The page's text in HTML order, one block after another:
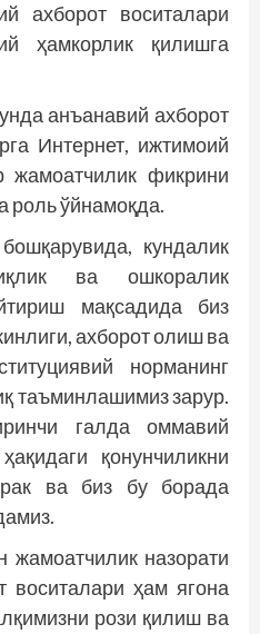
ахборот воситалари
ҳамкорлик қилишга
анъанавий ахборот
Интернет, ижтимоий
жамоатчилик фикрини
роль ўйнамоқда.
кундалик
ва ошкоралик
мақсадида биз
ахборот олиш ва
норманинг
таъминлашимиз зарур.
галда оммавий
қонунчиликни
ва биз бу борада
назорати
воситалари ҳам ягона
рози қилиш ва